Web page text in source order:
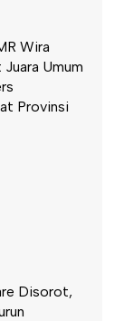
Wira
Umum
Provinsi
Disorot,